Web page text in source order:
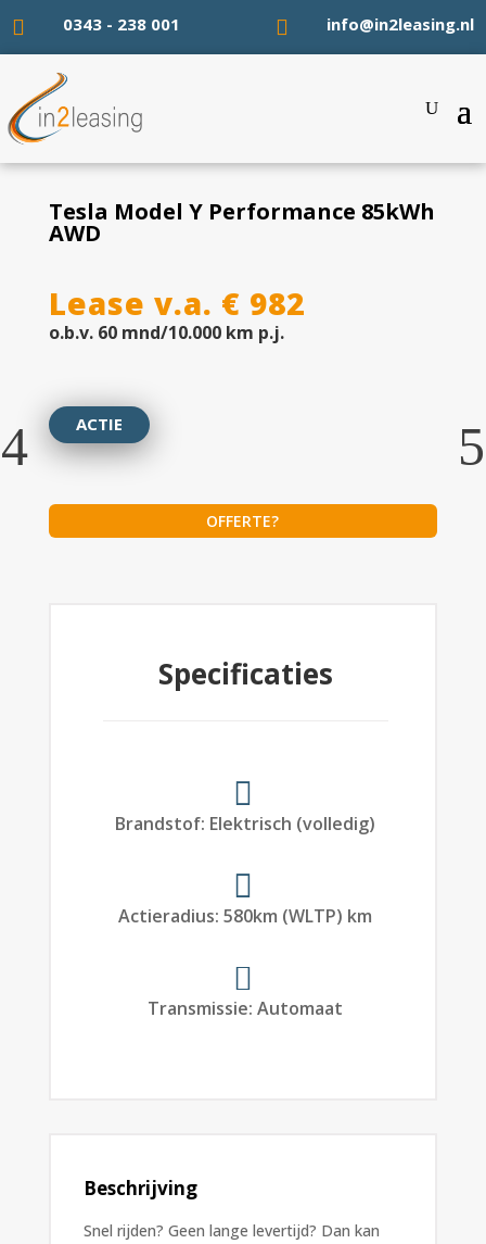
 0343 - 238 001  info@in2leasing.nl
Tesla Model Y Performance 85kWh
AWD
Lease v.a. € 982
o.b.v. 60 mnd/10.000 km p.j.
ACTIE
OFFERTE?
Specificaties
Brandstof: Elektrisch (volledig)
Actieradius:580km (WLTP) km
Transmissie:Automaat
Beschrijving
Snel rijden? Geen lange levertijd? Dan kan